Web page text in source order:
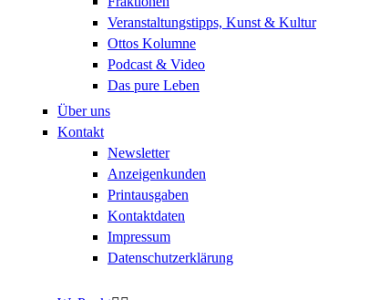
Veranstaltungstipps, Kunst & Kultur
Ottos Kolumne
Podcast & Video
Das pure Leben
Über uns
Kontakt
Newsletter
Anzeigenkunden
Printausgaben
Kontaktdaten
Impressum
Datenschutzerklärung